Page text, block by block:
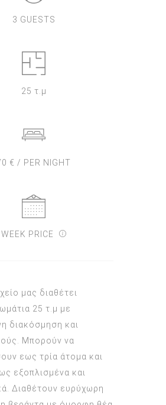
3 GUESTS
25 τ.μ
€ / PER NIGHT
WEEK PRICE
μας διαθέτει
25 τ.μ με
διακόσμηση και
Μπορούν να
εως τρία άτομα και
εξοπλισμένα και
Διαθέτουν ευρύχωρη